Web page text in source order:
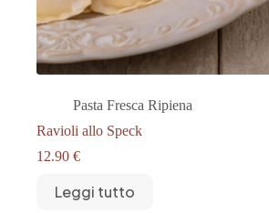
Pasta Fresca Ripiena
Ravioli allo Speck
12.90 €
Leggi tutto